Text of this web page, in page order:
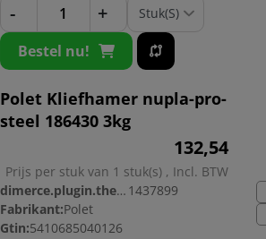
- +
Bestel nu!
Polet Kliefhamer nupla-pro-
steel 186430 3kg
132,54
Prijs per stuk van 1 stuk(s) , Incl. BTW
dimerce.plugin.theme.productnr: 1437899
Fabrikant:Polet
Gtin:5410685040126